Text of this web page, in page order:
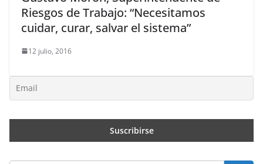
Riesgos de Trabajo: “Necesitamos
cuidar, curar, salvar el sistema”
12 julio, 2016